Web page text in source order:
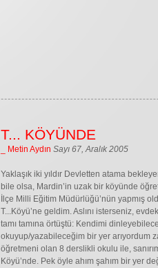
T... KÖYÜNDE
_ Metin Aydın Sayı 67, Aralık 2005
Yaklaşık iki yıldır Devletten atama
bile olsa, Mardin’in uzak bir köyünde
İlçe Milli Eğitim Müdürlüğü’nün yapmış
T...Köyü’ne geldim. Aslını isterseniz,
tamı tamına örtüştü: Kendimi
okuyup/yazabileceğim bir yer arıyordum
öğretmeni olan 8 derslikli okulu ile,
Köyü’nde. Pek öyle ahım şahım bir yer